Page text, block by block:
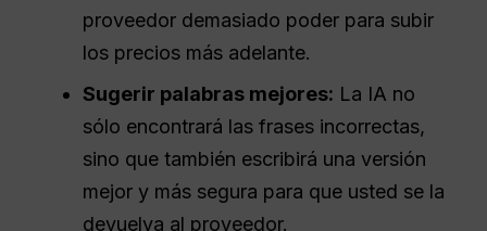
proveedor demasiado poder para subir
los precios más adelante.
Sugerir palabras mejores: La IA no
sólo encontrará las frases incorrectas,
sino que también escribirá una versión
mejor y más segura para que usted se la
devuelva al proveedor.